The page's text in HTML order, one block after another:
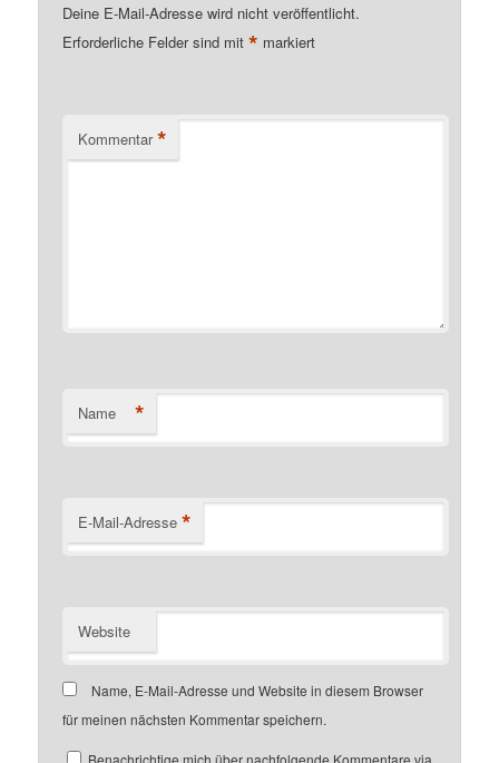
Deine E-Mail-Adresse wird nicht veröffentlicht.
Erforderliche Felder sind mit* markiert
Kommentar *
Name *
E-Mail-Adresse *
Website
Name, E-Mail-Adresse und Website in diesem Browser
für meinen nächsten Kommentar speichern.
Benachrichtige mich über nachfolgende Kommentare via